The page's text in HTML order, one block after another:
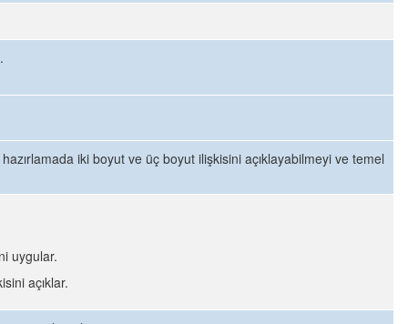
iki boyut ve üç boyut ilişkisini açıklayabilmeyi ve temel
uygular.
açıklar.